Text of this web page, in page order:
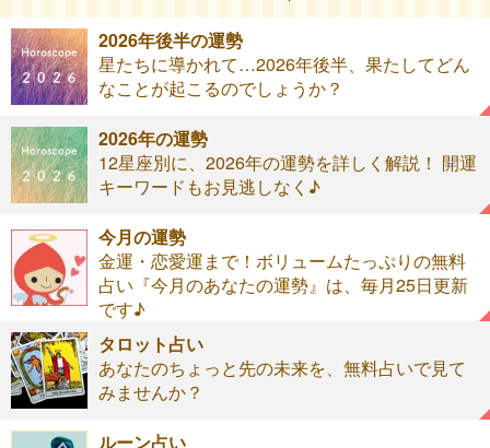
2026年後半の運勢
星たちに導かれて…2026年後半、果たしてどん
なことが起こるのでしょうか？
2026年の運勢
12星座別に、2026年の運勢を詳しく解説！ 開運
キーワードもお見逃しなく♪
今月の運勢
金運・恋愛運まで！ボリュームたっぷりの無料
占い『今月のあなたの運勢』は、毎月25日更新
です♪
タロット占い
あなたのちょっと先の未来を、無料占いで見て
みませんか？
ルーン占い